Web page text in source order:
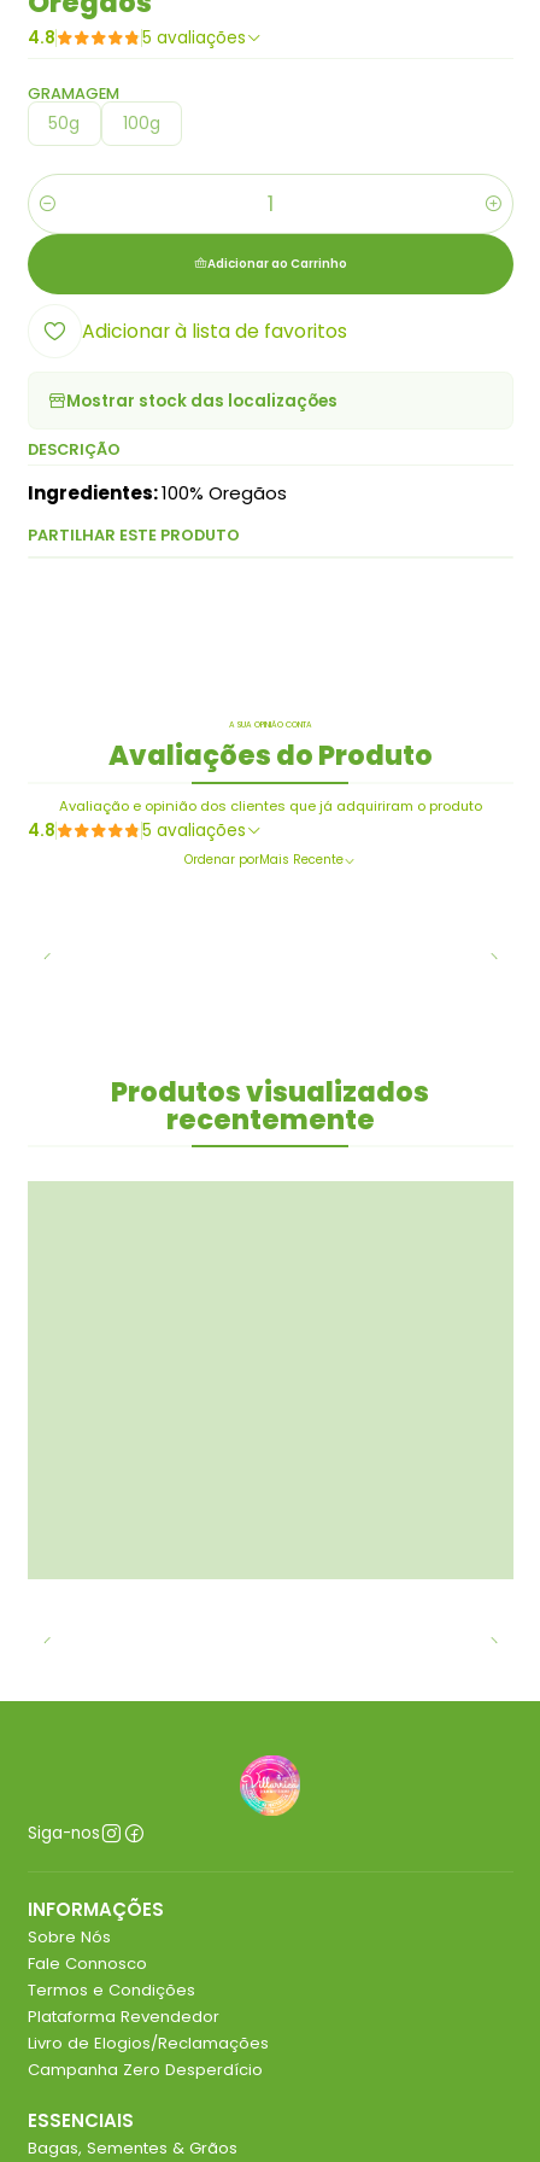
4.8 5 avaliações
GRAMAGEM
50g 100g
Quantidade
Adicionar ao Carrinho
Adicionar à lista de favoritos
Mostrar stock das localizações
DESCRIÇÃO
Ingredientes:100% Oregãos
PARTILHAR ESTE PRODUTO
A SUA OPINIÃO CONTA
Avaliações do Produto
Avaliação e opinião dos clientes que já adquiriram o produto
4.8 5 avaliações
Ordenar porMais Recente
Produtos visualizados
recentemente
Siga-nos
INFORMAÇÕES
Sobre Nós
Fale Connosco
Termos e Condições
Plataforma Revendedor
Livro de Elogios/Reclamações
Campanha Zero Desperdício
ESSENCIAIS
Bagas, Sementes & Grãos